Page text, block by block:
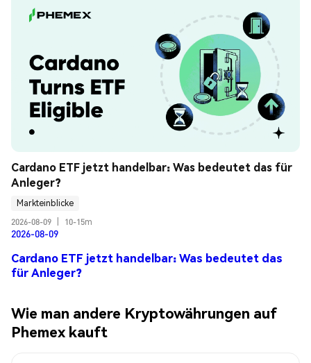
Cardano ETF jetzt handelbar: Was bedeutet das für
Anleger?
Markteinblicke
2026-08-09
10-15m
2026-08-09
Cardano ETF jetzt handelbar: Was bedeutet das
für Anleger?
Wie man andere Kryptowährungen auf
Phemex kauft